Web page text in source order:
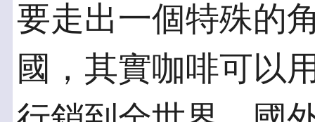
要走出一個特殊的
國，其實咖啡可以